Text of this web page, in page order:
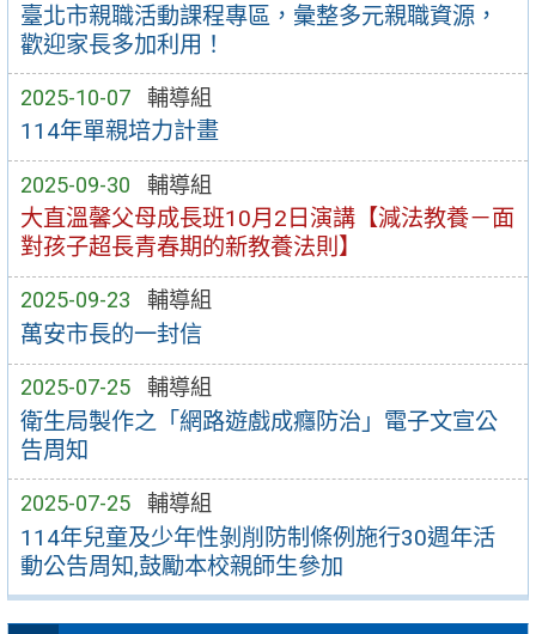
臺北市親職活動課程專區，彙整多元親職資源，
歡迎家長多加利用！
2025-10-07 輔導組
114年單親培力計畫
2025-09-30 輔導組
大直溫馨父母成長班10月2日演講【減法教養－面
對孩子超長青春期的新教養法則】
2025-09-23 輔導組
萬安市長的一封信
2025-07-25 輔導組
衛生局製作之「網路遊戲成癮防治」電子文宣公
告周知
2025-07-25 輔導組
114年兒童及少年性剝削防制條例施行30週年活
動公告周知,鼓勵本校親師生參加